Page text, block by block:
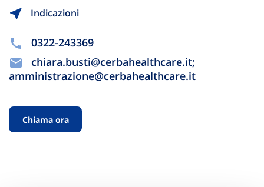
Indicazioni
0322-243369
chiara.busti@cerbahealthcare.it;
amministrazione@cerbahealthcare.it
Chiama ora